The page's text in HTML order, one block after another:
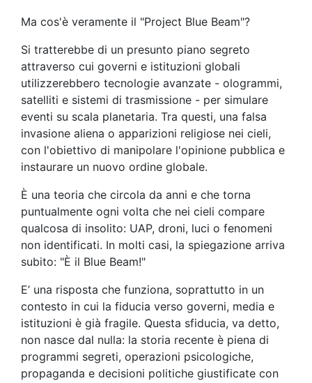
Ma cos'è veramente il "Project Blue Beam"?
Si tratterebbe di un presunto piano segreto
attraverso cui governi e istituzioni globali
utilizzerebbero tecnologie avanzate - ologrammi,
satelliti e sistemi di trasmissione - per simulare
eventi su scala planetaria. Tra questi, una falsa
invasione aliena o apparizioni religiose nei cieli,
con l'obiettivo di manipolare l'opinione pubblica e
instaurare un nuovo ordine globale.
È una teoria che circola da anni e che torna
puntualmente ogni volta che nei cieli compare
qualcosa di insolito: UAP, droni, luci o fenomeni
non identificati. In molti casi, la spiegazione arriva
subito: "È il Blue Beam!"
E’ una risposta che funziona, soprattutto in un
contesto in cui la fiducia verso governi, media e
istituzioni è già fragile. Questa sfiducia, va detto,
non nasce dal nulla: la storia recente è piena di
programmi segreti, operazioni psicologiche,
propaganda e decisioni politiche giustificate con